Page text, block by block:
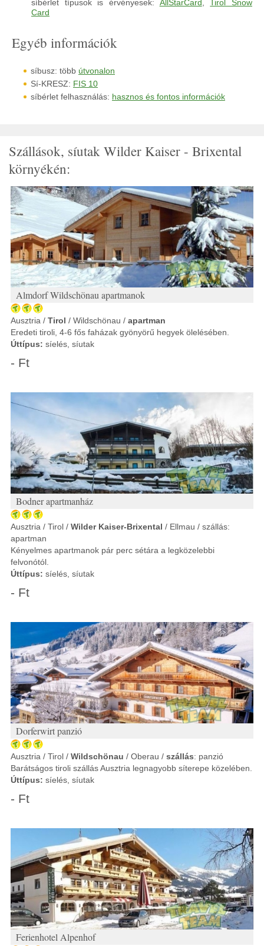
síbérlet típusok is érvényesek: AllStarCard
Tirol Snow
Card
Egyéb információk
síbusz: több útvonalon
Sí-KRESZ: FIS 10
síbérlet felhasználás: hasznos és fontos információk
Szállások, síutak Wilder Kaiser - Brixental
környékén:
Almdorf Wildschönau apartmanok
Ausztria / Tirol / Wildschönau / apartman
Eredeti tiroli, 4-6 fős faházak gyönyörű hegyek ölelésében.
Úttípus: síelés, síutak
- Ft
Bodner apartmanház
Ausztria / Tirol / Wilder Kaiser-Brixental / Ellmau / szállás:
apartman
Kényelmes apartmanok pár perc sétára a legközelebbi
felvonótól.
Úttípus: síelés, síutak
- Ft
Dorferwirt panzió
Ausztria / Tirol / Wildschönau / Oberau / szállás: panzió
Barátságos tiroli szállás Ausztria legnagyobb síterepe közelében.
Úttípus: síelés, síutak
- Ft
Ferienhotel Alpenhof